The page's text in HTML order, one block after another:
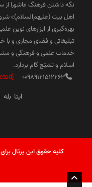
اهل بیت (علیهم‌السلام)»
بهره‌گیری از ابزارهای نوین
تبلیغاتی و فضای مجازی و با
خدمات علمی و فرهنگی و
اسلام و تشیّع گام بردارد.
00989121512263
[email protected]
ایتا بله
کلیه حقوق این پرتال